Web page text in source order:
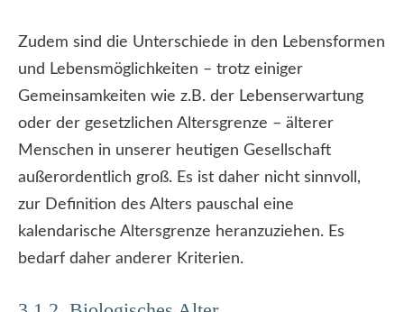
Zudem sind die Unterschiede in den Lebensformen
und Lebensmöglichkeiten – trotz einiger
Gemeinsamkeiten wie z.B. der Lebenserwartung
oder der gesetzlichen Altersgrenze – älterer
Menschen in unserer heutigen Gesellschaft
außerordentlich groß. Es ist daher nicht sinnvoll,
zur Definition des Alters pauschal eine
kalendarische Altersgrenze heranzuziehen. Es
bedarf daher anderer Kriterien.